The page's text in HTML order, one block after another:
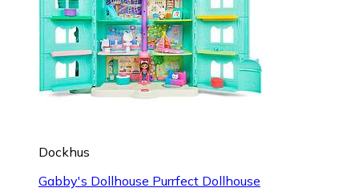
Dockhus
Gabby's Dollhouse Purrfect Dollhouse